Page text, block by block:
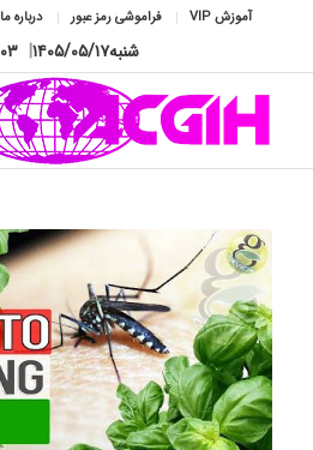
آموزش VIP فراموشی رمز عبور درباره
شنبه۱۴۰۵/۰۵/۱۷|